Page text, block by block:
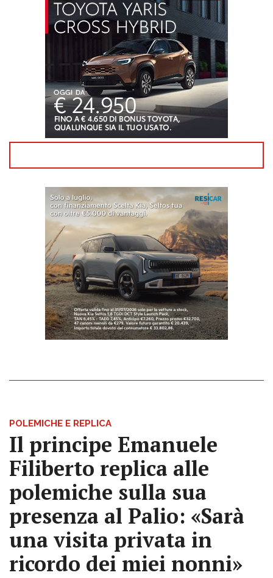
POLEMICHE E REPLICA
Il principe Emanuele
Filiberto replica alle
polemiche sulla sua
presenza al Palio: «Sarà
una visita privata in
ricordo dei miei nonni»